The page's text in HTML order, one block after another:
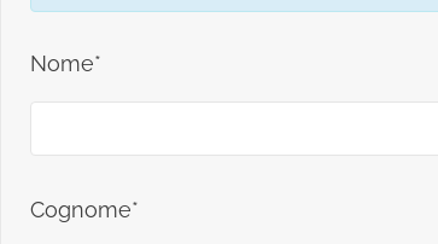
Nome*
Cognome*